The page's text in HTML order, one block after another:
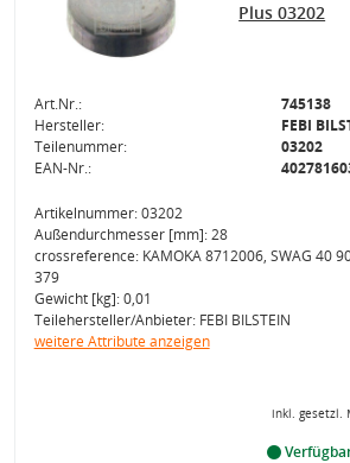
Plus 03202
Art.Nr.:
745138
Hersteller:
FEBI
Teilenummer:
03202
EAN-Nr.:
Artikelnummer: 03202
Außendurchmesser [mm]: 28
crossreference: KAMOKA 8712006, SWAG 40
379
Gewicht [kg]: 0,01
Teilehersteller/Anbieter: FEBI BILSTEIN
weitere Attribute anzeigen
inkl. gesetzl.